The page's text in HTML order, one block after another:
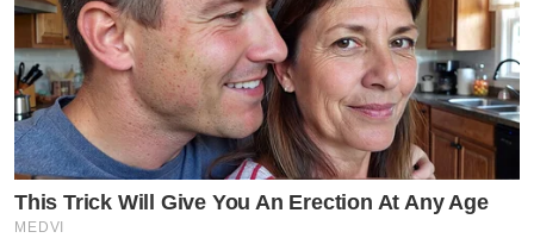
This Trick Will Give You An Erection At Any Age
MEDVI